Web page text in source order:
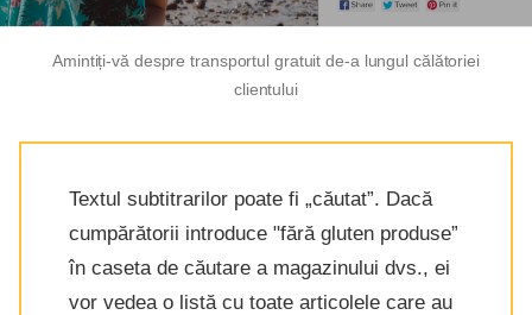
Amintiți-vă despre transportul gratuit de-a lungul călătoriei
clientului
Textul subtitrarilor poate fi „căutat”. Dacă
cumpărătorii introduce "fără gluten produse”
în caseta de căutare a magazinului dvs., ei
vor vedea o listă cu toate articolele care au